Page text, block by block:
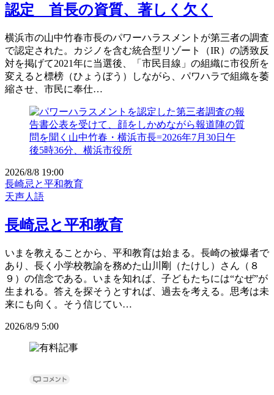
認定 首長の資質、著しく欠く
横浜市の山中竹春市長のパワーハラスメントが第三者の調査
で認定された。カジノを含む統合型リゾート（IR）の誘致反
対を掲げて2021年に当選後、「市民目線」の組織に市役所を
変えると標榜（ひょうぼう）しながら、パワハラで組織を萎
縮させ、市民に奉仕…
2026/8/8 19:00
長崎忌と平和教育
天声人語
長崎忌と平和教育
いまを教えることから、平和教育は始まる。長崎の被爆者で
あり、長く小学校教諭を務めた山川剛（たけし）さん（８
９）の信念である。いまを知れば、子どもたちには“なぜ”が
生まれる。答えを探そうとすれば、過去を考える。思考は未
来にも向く。そう信じてい…
2026/8/9 5:00